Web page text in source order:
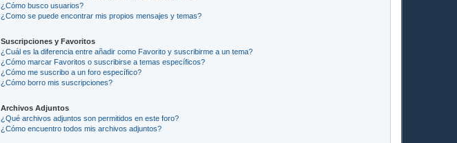
¿Cómo busco usuarios?
¿Como se puede encontrar mis propios mensajes y temas?
Suscripciones y Favoritos
¿Cuál es la diferencia entre añadir como Favorito y suscribirme a un tema?
¿Cómo marcar Favoritos o suscribirse a temas específicos?
¿Cómo me suscribo a un foro específico?
¿Cómo borro mis suscripciones?
Archivos Adjuntos
¿Qué archivos adjuntos son permitidos en este foro?
¿Cómo encuentro todos mis archivos adjuntos?